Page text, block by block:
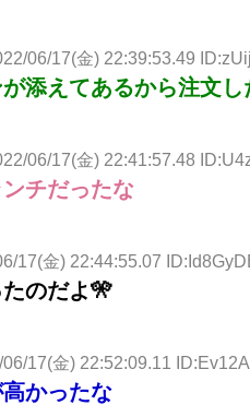
06/17(金) 22:39:53.49
添えてあるから注文
06/17(金) 22:41:57.48
チだったな
17(金) 22:44:55.07
のだよ🎌
06/17(金) 22:52:09.11
かったな